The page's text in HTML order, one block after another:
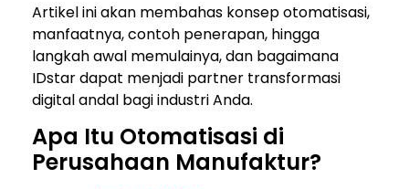
Artikel ini akan membahas konsep otomatisasi,
manfaatnya, contoh penerapan, hingga
langkah awal memulainya, dan bagaimana
IDstar dapat menjadi partner transformasi
digital andal bagi industri Anda.
Apa Itu Otomatisasi di
Perusahaan Manufaktur?